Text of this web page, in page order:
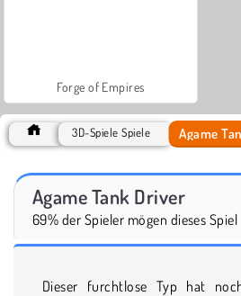
Forge of Empires
3D-Spiele Spiele Agame
Agame Tank Driver
69% der Spieler mögen dieses Spiel
Dieser furchtlose Typ hat